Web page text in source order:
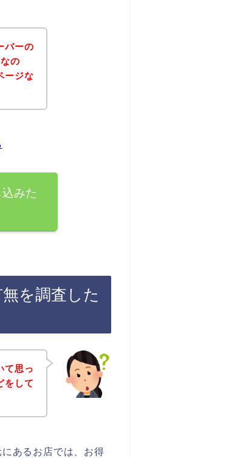
バーの
の
ージな
みた
を調査した
て思っ
をして
あるお店では、お得